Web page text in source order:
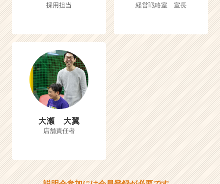
採用担当 経営戦略室 室長
大瀬 大翼
店舗責任者